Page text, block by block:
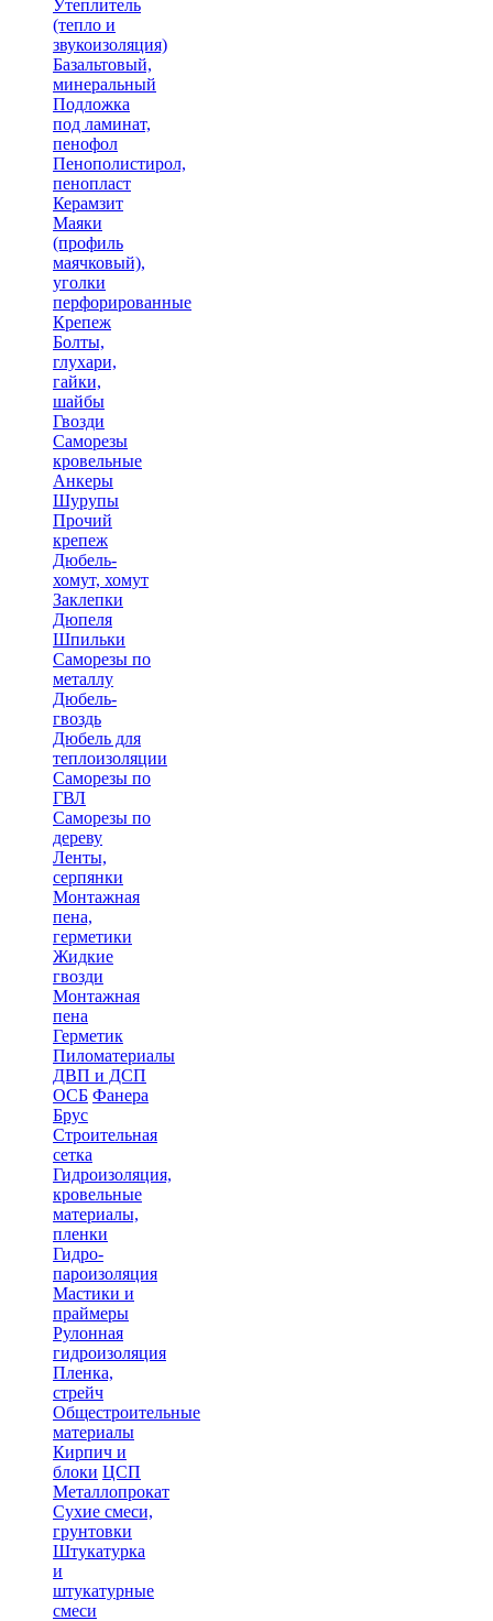
Утеплитель
(тепло и
звукоизоляция)
Базальтовый,
минеральный
Подложка
под ламинат,
пенофол
Пенополистирол,
пенопласт
Керамзит
Маяки
(профиль
маячковый),
уголки
перфорированные
Крепеж
Болты,
глухари,
гайки,
шайбы
Гвозди
Саморезы
кровельные
Анкеры
Шурупы
Прочий
крепеж
Дюбель-
хомут, хомут
Заклепки
Дюпеля
Шпильки
Саморезы по
металлу
Дюбель-
гвоздь
Дюбель для
теплоизоляции
Саморезы по
ГВЛ
Саморезы по
дереву
Ленты,
серпянки
Монтажная
пена,
герметики
Жидкие
гвозди
Монтажная
пена
Герметик
Пиломатериалы
ДВП и ДСП
ОСБ Фанера
Брус
Строительная
сетка
Гидроизоляция,
кровельные
материалы,
пленки
Гидро-
пароизоляция
Мастики и
праймеры
Рулонная
гидроизоляция
Пленка,
стрейч
Общестроительные
материалы
Кирпич и
блоки ЦСП
Металлопрокат
Сухие смеси,
грунтовки
Штукатурка
и
штукатурные
смеси